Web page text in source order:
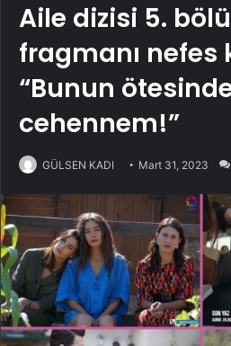
Aile dizisi 5.
fragmanı nefes
“Bunun
cehennem!”
GÜLSEN KADI Mart 31, 2023